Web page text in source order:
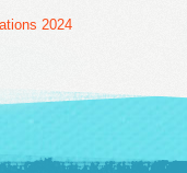
2024